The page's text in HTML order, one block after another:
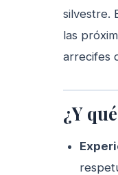
silvestre.
las
arrecifes
¿Y